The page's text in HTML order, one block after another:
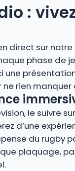
:
direct sur
phase de
une
rien manquer
le suivre
d’une
du rugby
plaquage,